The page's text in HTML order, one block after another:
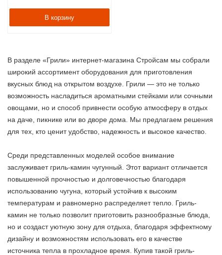
В корзину
В разделе «Грили» интернет-магазина Стройсам мы собрали
широкий ассортимент оборудования для приготовления
вкусных блюд на открытом воздухе. Грили — это не только
возможность насладиться ароматными стейками или сочными
овощами, но и способ привнести особую атмосферу в отдых
на даче, пикнике или во дворе дома. Мы предлагаем решения
для тех, кто ценит удобство, надежность и высокое качество.
Среди представленных моделей особое внимание
заслуживает гриль-камин чугунный. Этот вариант отличается
повышенной прочностью и долговечностью благодаря
использованию чугуна, который устойчив к высоким
температурам и равномерно распределяет тепло. Гриль-
камин не только позволит приготовить разнообразные блюда,
но и создаст уютную зону для отдыха, благодаря эффектному
дизайну и возможностям использовать его в качестве
источника тепла в прохладное время. Купив такой гриль-